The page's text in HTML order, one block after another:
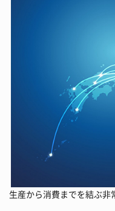
生産から消費までを結ぶ非